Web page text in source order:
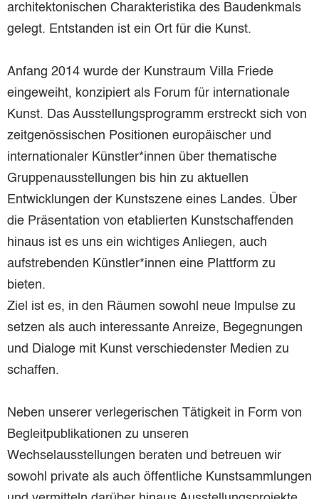
architektonischen Charakteristika des Baudenkmals
gelegt. Entstanden ist ein Ort für die Kunst.
Anfang 2014 wurde der Kunstraum Villa Friede
eingeweiht, konzipiert als Forum für internationale
Kunst. Das Ausstellungsprogramm erstreckt sich von
zeitgenössischen Positionen europäischer und
internationaler Künstler*innen über thematische
Gruppenausstellungen bis hin zu aktuellen
Entwicklungen der Kunstszene eines Landes. Über
die Präsentation von etablierten Kunstschaffenden
hinaus ist es uns ein wichtiges Anliegen, auch
aufstrebenden Künstler*innen eine Plattform zu
bieten.
Ziel ist es, in den Räumen sowohl neue lmpulse zu
setzen als auch interessante Anreize, Begegnungen
und Dialoge mit Kunst verschiedenster Medien zu
schaffen.
Neben unserer verlegerischen Tätigkeit in Form von
Begleitpublikationen zu unseren
Wechselausstellungen beraten und betreuen wir
sowohl private als auch öffentliche Kunstsammlungen